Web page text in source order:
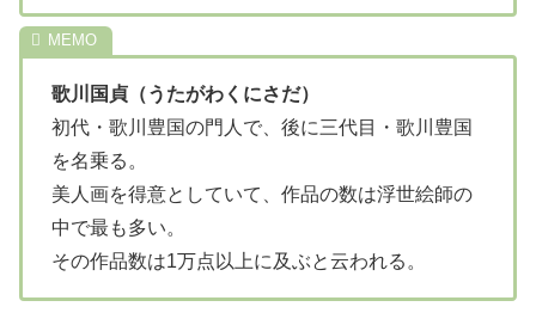
歌川国貞（うたがわくにさだ）
初代・歌川豊国の門人で、後に三代目・歌川豊国
を名乗る。
美人画を得意としていて、作品の数は浮世絵師の
中で最も多い。
その作品数は1万点以上に及ぶと云われる。